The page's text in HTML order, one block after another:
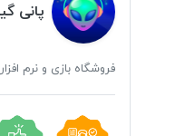
پانی
فروشگاه بازی و نرم